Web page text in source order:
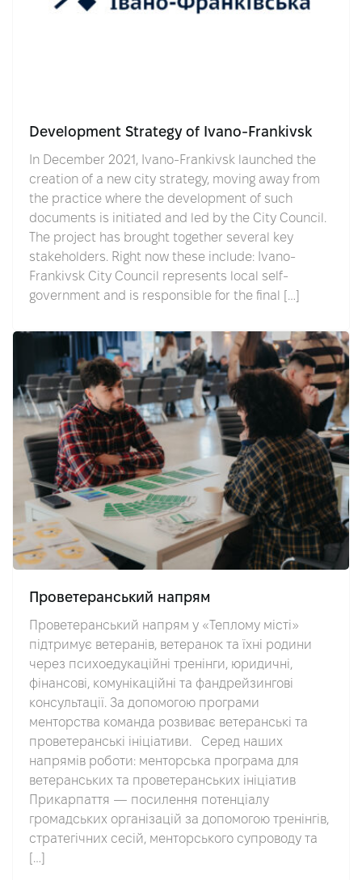
Development Strategy of Ivano-Frankivsk
In December 2021, Ivano-Frankivsk launched the
creation of a new city strategy, moving away from
the practice where the development of such
documents is initiated and led by the City Council.
The project has brought together several key
stakeholders. Right now these include: Ivano-
Frankivsk City Council represents local self-
government and is responsible for the final […]
Проветеранський напрям
Проветеранський напрям у «Теплому місті»
підтримує ветеранів, ветеранок та їхні родини
через психоедукаційні тренінги, юридичні,
фінансові, комунікаційні та фандрейзингові
консультації. За допомогою програми
менторства команда розвиває ветеранські та
проветеранські ініціативи. Серед наших
напрямів роботи: менторська програма для
ветеранських та проветеранських ініціатив
Прикарпаття — посилення потенціалу
громадських організацій за допомогою тренінгів,
стратегічних сесій, менторського супроводу та
[…]